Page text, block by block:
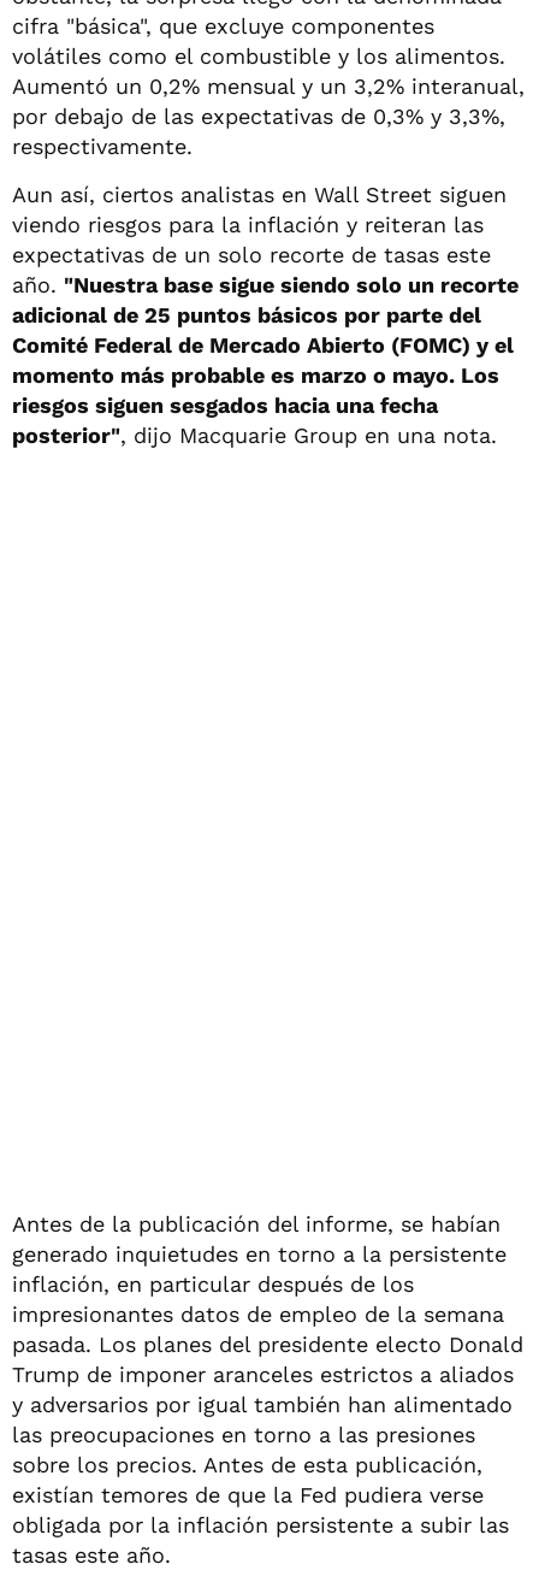
cifra "básica", que excluye componentes
volátiles como el combustible y los alimentos.
Aumentó un 0,2% mensual y un 3,2% interanual,
por debajo de las expectativas de 0,3% y 3,3%,
respectivamente.
Aun así, ciertos analistas en Wall Street siguen
viendo riesgos para la inflación y reiteran las
expectativas de un solo recorte de tasas este
año. "Nuestra base sigue siendo solo un recorte
adicional de 25 puntos básicos por parte del
Comité Federal de Mercado Abierto (FOMC) y el
momento más probable es marzo o mayo. Los
riesgos siguen sesgados hacia una fecha
posterior", dijo Macquarie Group en una nota.
Antes de la publicación del informe, se habían
generado inquietudes en torno a la persistente
inflación, en particular después de los
impresionantes datos de empleo de la semana
pasada. Los planes del presidente electo Donald
Trump de imponer aranceles estrictos a aliados
y adversarios por igual también han alimentado
las preocupaciones en torno a las presiones
sobre los precios. Antes de esta publicación,
existían temores de que la Fed pudiera verse
obligada por la inflación persistente a subir las
tasas este año.